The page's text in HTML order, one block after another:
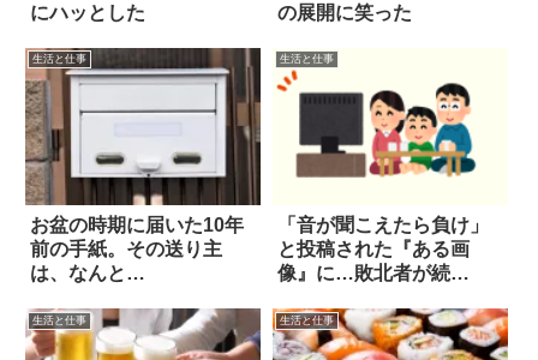
にハッとした
の展開に笑った
生活と仕事
お盆の時期に届いた10年
前の手紙。その送り主
は、なんと…
生活と仕事
「音が聞こえたら負け」
と投稿された『ある画
像』に…敗北者が続
生活と仕事 生活と仕事